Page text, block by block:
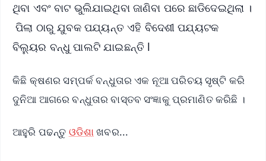
ଥିବା ଏବଂ ବାଟ ଭୁଲିଯାଇଥିବା ଜାଣିବା ପରେ ଛାଡିଦେଇଥିଲା ।
ପିଲା ଠାରୁ ଯୁବକ ପଯ୍ୟନ୍ତ ଏହି ବିଦେଶୀ ପଯ୍ୟଟକ
ବିଲ୍ୟୁର ବନ୍ଧୁ ପାଲଟି ଯାଇଛନ୍ତି l
କିଛି କ୍ଷଣର ସମ୍ପର୍କ ବନ୍ଧୁତାର ଏକ ନୂଆ ପରିଚୟ ସୃଷ୍ଟି କରି
ଦୁନିଆ ଆଗରେ ବନ୍ଧୁତାର ବାସ୍ତବ ସଂଜ୍ଞାକୁ ପ୍ରମାଣିତ କରିଛି ।
ଆହୁରି ପଢନ୍ତୁ ଓଡିଶା ଖବର...